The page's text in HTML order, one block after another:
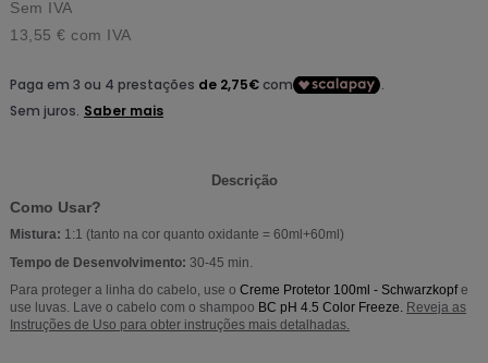
Sem IVA
13,55 € com IVA
Descrição
Como Usar?
Mistura: 1:1 (tanto na cor quanto oxidante = 60ml+60ml)
Tempo de Desenvolvimento: 30-45 min.
Para proteger a linha do cabelo, use o Creme Protetor 100ml - Schwarzkopfe
use luvas. Lave o cabelo com o shampoo BC pH 4.5 Color Freeze. Reveja as
Instruções de Uso para obter instruções mais detalhadas.